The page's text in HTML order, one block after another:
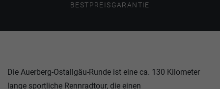
BESTPREISGARANTIE
Die Auerberg-Ostallgäu-Runde ist eine ca. 130 Kilometer
lange sportliche Rennradtour, die einen